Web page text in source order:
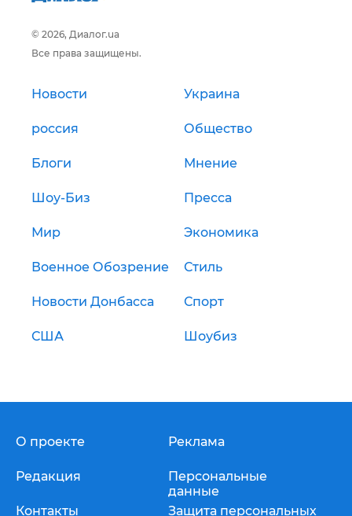
© 2026, Диалог.ua
Все права защищены.
Новости Украина
россия Общество
Блоги Мнение
Шоу-Биз Пресса
Мир Экономика
Военное Обозрение Стиль
Новости Донбасса Спорт
США Шоубиз
О проекте
Редакция
Контакты
Реклама
Персональные
данные
Защита персональных